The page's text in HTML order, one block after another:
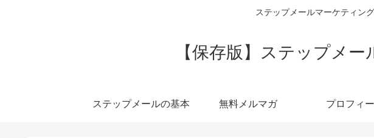
ステップメールマーケティン
【保存版】ステップメ
ステップメールの基本 無料メルマガ プロフィ